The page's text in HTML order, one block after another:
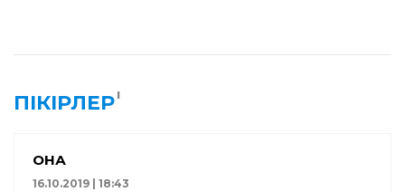
ПІКІРЛЕР1
ҚОНАҚ
16.10.2019 | 18:43